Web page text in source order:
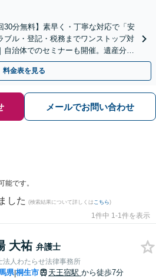
30分無料】素早く・丁寧な対応で「安
ブル・登記・税務までワンストップ対
自治体でのセミナーも開催。遺産分
相談ください【通知税理士】
料金表を見る
メールでお問い合わせ
能です。
した (検索結果について詳しくは こちら)
1件中 1-1件を表示
大祐 弁護士
法人わたらせ法律事務所
県|桐生市 天王宿駅 から徒歩7分